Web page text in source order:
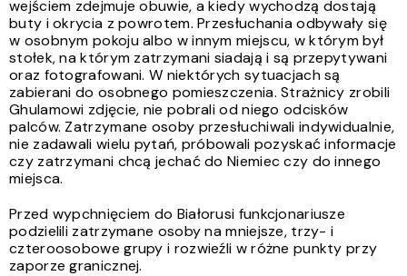
wejściem zdejmuje obuwie, a kiedy wychodzą dostają
buty i okrycia z powrotem. Przesłuchania odbywały się
w osobnym pokoju albo w innym miejscu, w którym był
stołek, na którym zatrzymani siadają i są przepytywani
oraz fotografowani. W niektórych sytuacjach są
zabierani do osobnego pomieszczenia. Strażnicy zrobili
Ghulamowi zdjęcie, nie pobrali od niego odcisków
palców. Zatrzymane osoby przesłuchiwali indywidualnie,
nie zadawali wielu pytań, próbowali pozyskać informacje
czy zatrzymani chcą jechać do Niemiec czy do innego
miejsca.
Przed wypchnięciem do Białorusi funkcjonariusze
podzielili zatrzymane osoby na mniejsze, trzy- i
czteroosobowe grupy i rozwieźli w różne punkty przy
zaporze granicznej.